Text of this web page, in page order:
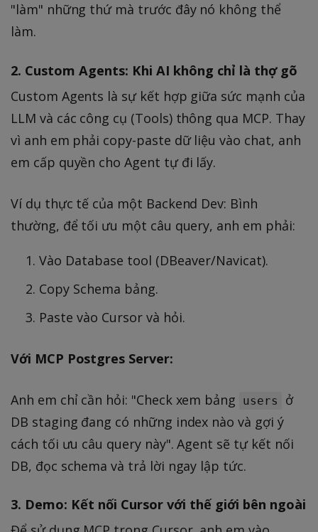
"làm" những thứ mà trước đây nó không thể
làm.
2. Custom Agents: Khi AI không chỉ là thợ gõ
Custom Agents là sự kết hợp giữa sức mạnh của
LLM và các công cụ (Tools) thông qua MCP. Thay
vì anh em phải copy-paste dữ liệu vào chat, anh
em cấp quyền cho Agent tự đi lấy.
Ví dụ thực tế của một Backend Dev: Bình
thường, để tối ưu một câu query, anh em phải:
Vào Database tool (DBeaver/Navicat).
Copy Schema bảng.
Paste vào Cursor và hỏi.
Với MCP Postgres Server:
Anh em chỉ cần hỏi: "Check xem bảng users
ở
DB staging đang có những index nào và gợi ý
cách tối ưu câu query này". Agent sẽ tự kết nối
DB, đọc schema và trả lời ngay lập tức.
3. Demo: Kết nối Cursor với thế giới bên ngoài